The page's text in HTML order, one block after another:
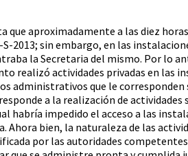
que aproximadamente a las diez
2013; sin embargo, en las
la Secretaria del mismo. Por lo
realizó actividades privadas en las
administrativos que le corresponden
a la realización de
habría impedido el acceso a las
Ahora bien, la naturaleza de las
por las autoridades